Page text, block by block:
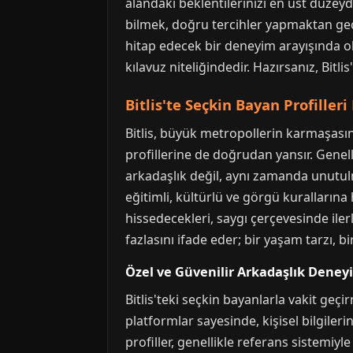
bilmek, doğru tercihler yapmaktan
hitap edecek bir deneyim arayışında
kılavuz niteliğindedir. Hazırsanız,
Bitlis'te Seçkin Bayan Profilleri
Bitlis, büyük metropollerin
profillerine de doğrudan yansır.
arkadaşlık değil, aynı zamanda
eğitimli, kültürlü ve görgü kurallarına
hissedecekleri, saygı çerçevesinde
fazlasını ifade eder; bir yaşam tarzı,
Özel ve Güvenilir Arkadaşlık
Bitlis'teki seçkin bayanlarla vakit
platformlar sayesinde, kişisel
profiller, genellikle referans sistemiyle